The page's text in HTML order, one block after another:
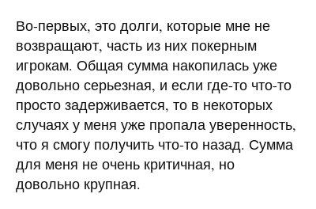
Во-первых, это долги, которые мне не
возвращают, часть из них покерным
игрокам. Общая сумма накопилась уже
довольно серьезная, и если где-то что-то
просто задерживается, то в некоторых
случаях у меня уже пропала уверенность,
что я смогу получить что-то назад. Сумма
для меня не очень критичная, но
довольно крупная.